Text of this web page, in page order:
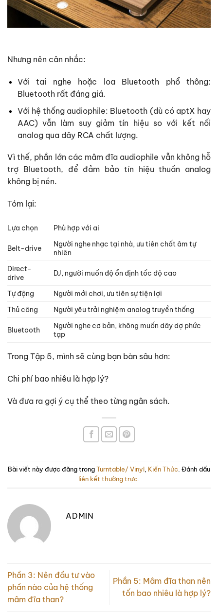
Nhưng nên cân nhắc:
Với tai nghe hoặc loa Bluetooth phổ thông:
Bluetooth rất đáng giá.
Với hệ thống audiophile: Bluetooth (dù có aptX hay
AAC) vẫn làm suy giảm tín hiệu so với kết nối
analog qua dây RCA chất lượng.
Vì thế, phần lớn các mâm đĩa audiophile vẫn không hỗ
trợ Bluetooth, để đảm bảo tín hiệu thuần analog
không bị nén.
Tóm lại:
Lựa chọn Phù hợp với ai
Belt-drive
Người nghe nhạc tại nhà, ưu tiên chất âm tự
nhiên
Direct-
drive
DJ, người muốn độ ổn định tốc độ cao
Tự động
Người mới chơi, ưu tiên sự tiện lợi
Thủ công
Người yêu trải nghiệm analog truyền thống
Bluetooth
Người nghe cơ bản, không muốn dây dợ phức
tạp
Trong Tập 5, mình sẽ cùng bạn bàn sâu hơn:
Chi phí bao nhiêu là hợp lý?
Và đưa ra gợi ý cụ thể theo từng ngân sách.
Bài viết này được đăng trongTurntable/ Vinyl Kiến Thức . Đánh dấu
liên kết thường trực
ADMIN
Phần 3: Nên đầu tư vào
phần nào của hệ thống
mâm đĩa than?
Phần 5: Mâm đĩa than nên
tốn bao nhiêu là hợp lý?